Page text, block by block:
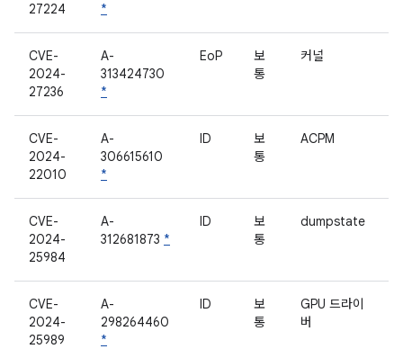
27224
*
CVE-
2024-
27236
A-
313424730
*
EoP
보
통
커널
CVE-
2024-
22010
A-
306615610
*
ID
보
통
ACPM
CVE-
2024-
25984
A-
312681873 *
ID
보
통
dumpstate
CVE-
2024-
25989
A-
298264460
*
ID
보
통
GPU 드라이
버